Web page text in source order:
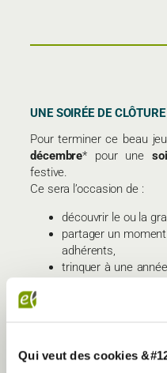
Qui veut des cookies
UNE SOIRÉE DE
Pour terminer ce beau
décembre* pour une
festive.
Ce sera l’occasion de :
découvrir le ou la
partager un
adhérents,
trinquer à une
*selon club